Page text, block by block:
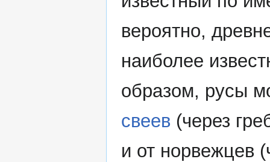
вероятно,
наиболее
образом, русы
свеев (через
и от норвежцев